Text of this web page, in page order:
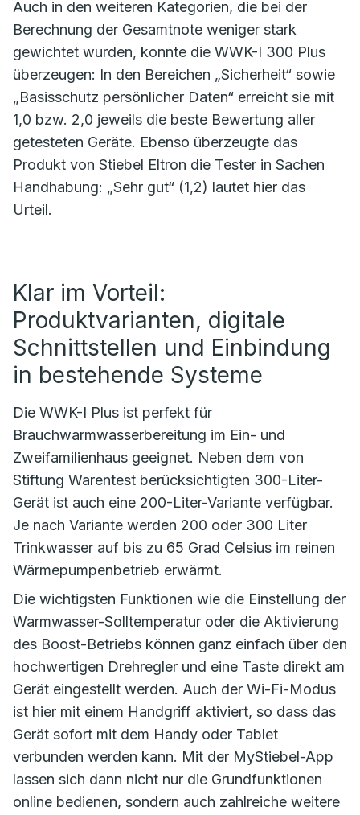
Auch in den weiteren Kategorien, die bei der
Berechnung der Gesamtnote weniger stark
gewichtet wurden, konnte die WWK-I 300 Plus
überzeugen: In den Bereichen „Sicherheit“ sowie
„Basisschutz persönlicher Daten“ erreicht sie mit
1,0 bzw. 2,0 jeweils die beste Bewertung aller
getesteten Geräte. Ebenso überzeugte das
Produkt von Stiebel Eltron die Tester in Sachen
Handhabung: „Sehr gut“ (1,2) lautet hier das
Urteil.
Klar im Vorteil:
Produktvarianten, digitale
Schnittstellen und Einbindung
in bestehende Systeme
Die WWK-I Plus ist perfekt für
Brauchwarmwasserbereitung im Ein- und
Zweifamilienhaus geeignet. Neben dem von
Stiftung Warentest berücksichtigten 300-Liter-
Gerät ist auch eine 200-Liter-Variante verfügbar.
Je nach Variante werden 200 oder 300 Liter
Trinkwasser auf bis zu 65 Grad Celsius im reinen
Wärmepumpenbetrieb erwärmt.
Die wichtigsten Funktionen wie die Einstellung der
Warmwasser-Solltemperatur oder die Aktivierung
des Boost-Betriebs können ganz einfach über den
hochwertigen Drehregler und eine Taste direkt am
Gerät eingestellt werden. Auch der Wi-Fi-Modus
ist hier mit einem Handgriff aktiviert, so dass das
Gerät sofort mit dem Handy oder Tablet
verbunden werden kann. Mit der MyStiebel-App
lassen sich dann nicht nur die Grundfunktionen
online bedienen, sondern auch zahlreiche weitere